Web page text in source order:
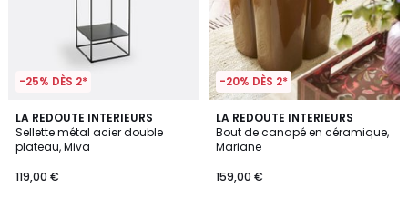
-25% DÈS 2*
LA REDOUTE INTERIEURS
Sellette métal acier double
plateau, Miva
119,00 €
4,8
/ 5
-20% DÈS 2*
LA REDOUTE INTERIEURS
Bout de canapé en céramique,
Mariane
159,00 €